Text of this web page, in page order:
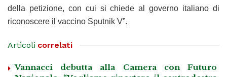
della petizione, con cui si chiede al governo italiano di
riconoscere il vaccino Sputnik V”.
Articoli correlati
Vannacci debutta alla Camera con Futuro